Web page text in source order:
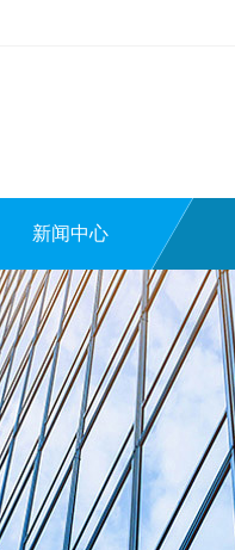
新闻中心